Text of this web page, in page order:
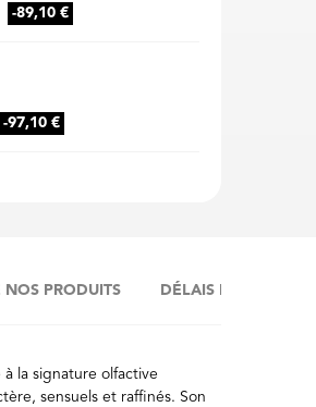
-89,10 €
-97,10 €
NOS PRODUITS DÉLAIS DE
la signature olfactive
sensuels et raffinés. Son